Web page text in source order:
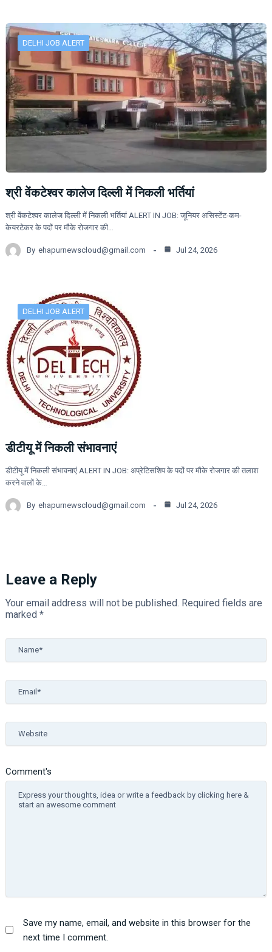
DELHI JOB ALERT
श्री वेंकटेश्वर कालेज दिल्ली में निकली भर्तियां
श्री वेंकटेश्वर कालेज दिल्ली में निकली भर्तियां ALERT IN JOB: जूनियर असिस्टेंट-कम-
केयरटेकर के पदों पर मौके रोजगार की…
By ehapurnewscloud@gmail.com Jul 24, 2026
DELHI JOB ALERT
डीटीयू में निकली संभावनाएं
डीटीयू में निकली संभावनाएं ALERT IN JOB: अप्रेटिसशिप के पदों पर मौके रोजगार की तलाश
करने वालों के…
By ehapurnewscloud@gmail.com Jul 24, 2026
Leave a Reply
Your email address will not be published. Required fields are
marked *
Comment's
Name*
Email*
Website
Save my name, email, and website in this browser for the
next time I comment.